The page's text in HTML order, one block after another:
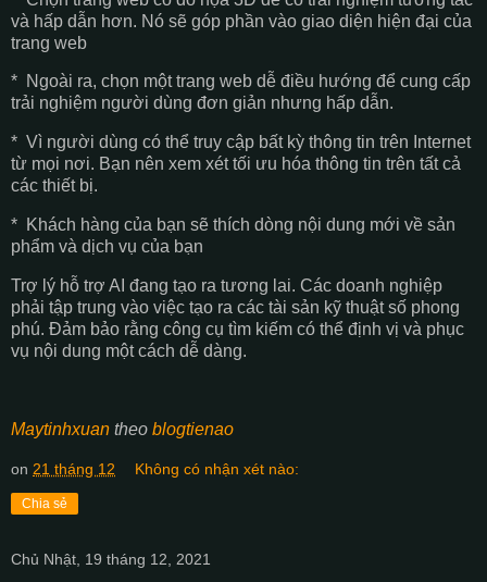
và hấp dẫn hơn. Nó sẽ góp phần vào giao diện hiện đại của
trang web
* Ngoài ra, chọn một trang web dễ điều hướng để cung cấp
trải nghiệm người dùng đơn giản nhưng hấp dẫn.
* Vì người dùng có thể truy cập bất kỳ thông tin trên Internet
từ mọi nơi. Bạn nên xem xét tối ưu hóa thông tin trên tất cả
các thiết bị.
* Khách hàng của bạn sẽ thích dòng nội dung mới về sản
phẩm và dịch vụ của bạn
Trợ lý hỗ trợ AI đang tạo ra tương lai. Các doanh nghiệp
phải tập trung vào việc tạo ra các tài sản kỹ thuật số phong
phú. Đảm bảo rằng công cụ tìm kiếm có thể định vị và phục
vụ nội dung một cách dễ dàng.
Maytinhxuan theo blogtienao
on 21 tháng 12 Không có nhận xét nào:
Chia sẻ
Chủ Nhật, 19 tháng 12, 2021